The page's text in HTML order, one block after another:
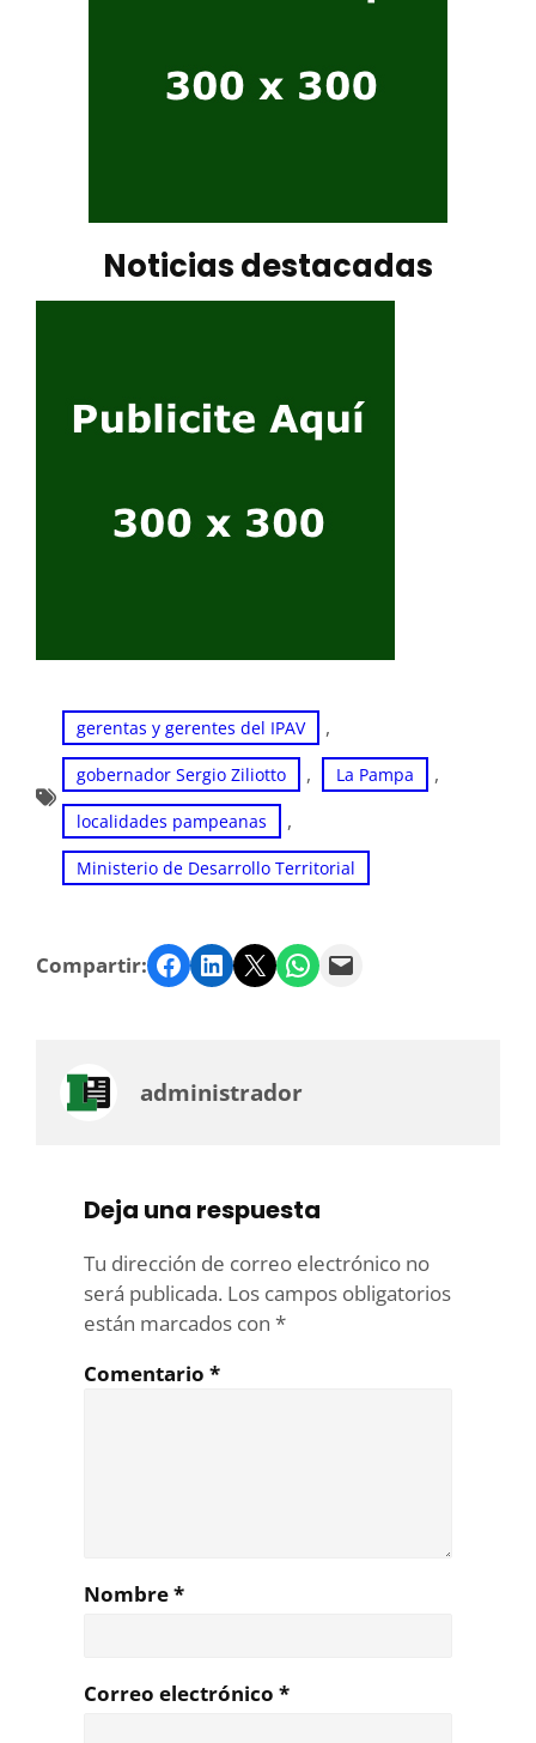
Noticias destacadas
gerentas y gerentes del IPAV ,
gobernador Sergio Ziliotto , La Pampa ,
localidades pampeanas ,
Ministerio de Desarrollo Territorial
Compartir: Facebook LinkedIn Twitter WhatsApp Email
administrador
Deja una respuesta
Tu dirección de correo electrónico no
será publicada. Los campos obligatorios
están marcados con *
Comentario *
Nombre*
Correo electrónico *